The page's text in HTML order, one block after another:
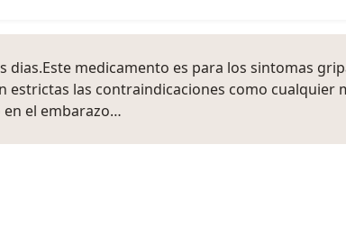
dias.Este medicamento es para los sintomas
estrictas las contraindicaciones como cualquier
en el embarazo…